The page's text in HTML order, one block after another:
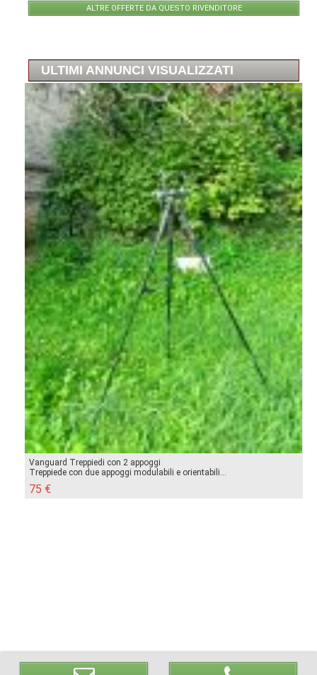
ALTRE OFFERTE DA QUESTO RIVENDITORE
ULTIMI ANNUNCI VISUALIZZATI
Vanguard Treppiedi con 2 appoggi
Treppiede con due appoggi modulabili e orientabili...
75 €